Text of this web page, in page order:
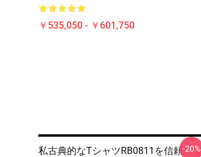
￥535,050 - ￥601,750
私古典的なTシャツRB0811を信頼して
-20%